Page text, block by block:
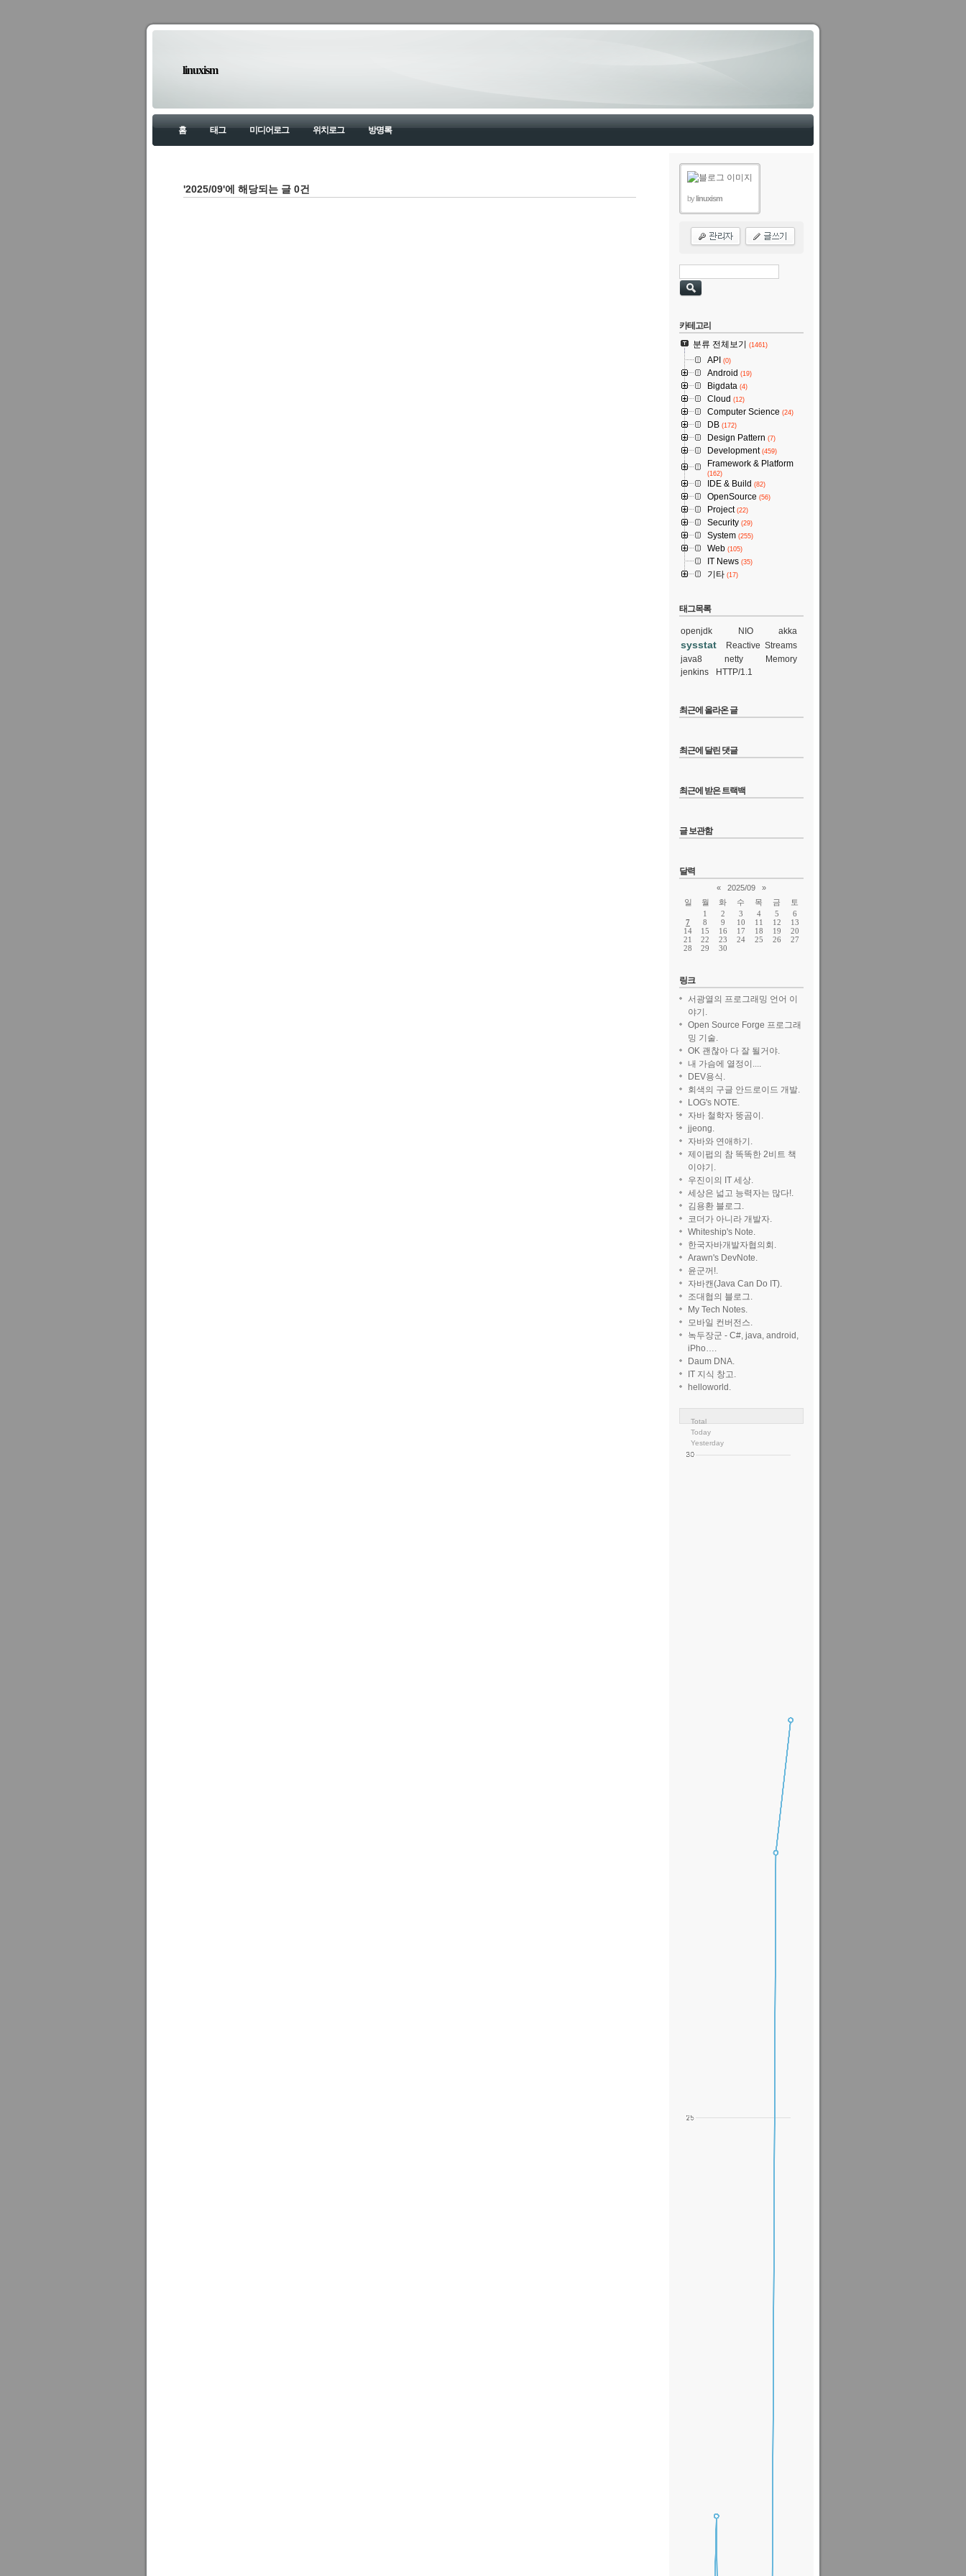
linuxism
홈 태그 미디어로그 위치로그 방명록
'2025/09'에 해당되는 글 0건
bylinuxism
카테고리
분류 전체보기
(1461)
API (0)
Android (19)
Bigdata (4)
Cloud (12)
Computer Science (24)
DB (172)
Design Pattern (7)
Development(459)
Framework & Platform
(162)
IDE & Build (82)
OpenSource (56)
Project(22)
Security (29)
System (255)
Web (105)
IT News (35)
기타 (17)
태그목록
openjdk NIO akka
sysstat
Reactive Streams
java8
netty
Memory
jenkins
HTTP/1.1
최근에 올라온 글
최근에 달린 댓글
최근에 받은 트랙백
글 보관함
달력
« 2025/09
»
일
월 화 수 목 금
토
1
2 3 4 5
6
7
8 9 10 11 12
13
14
15 16 17 18 19
20
21
22 23 24 25 26
27
28
29 30
링크
서광열의 프로그래밍 언어 이
야기.
Open Source Forge 프로그래
밍 기술.
OK 괜찮아 다 잘 될거야.
내 가슴에 열정이....
DEV용식.
회색의 구글 안드로이드 개발.
LOG's NOTE.
자바 철학자 뚱곰이.
jjeong.
자바와 연애하기.
제이펍의 참 똑똑한 2비트 책
이야기.
우진이의 IT 세상.
세상은 넓고 능력자는 많다!.
김용환 블로그.
코더가 아니라 개발자.
Whiteship's Note.
한국자바개발자협의회.
Arawn's DevNote.
윤군꺼!.
자바캔(Java Can Do IT).
조대협의 블로그.
My Tech Notes.
모바일 컨버전스.
녹두장군 - C#, java, android,
iPho….
Daum DNA.
IT 지식 창고.
helloworld.
Total
Today
Yesterday